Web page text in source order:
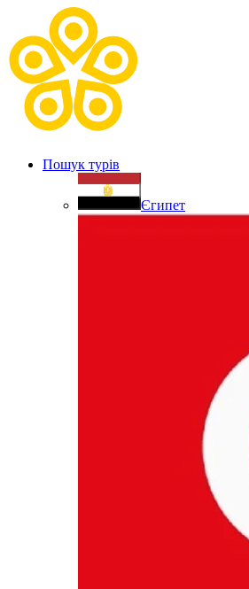
Пошук турів
Єгипет